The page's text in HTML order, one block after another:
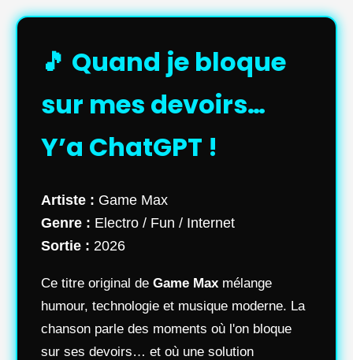
🎵 Quand je bloque
sur mes devoirs…
Y’a ChatGPT !
Artiste : Game Max
Genre : Electro / Fun / Internet
Sortie : 2026
Ce titre original de Game Max mélange
humour, technologie et musique moderne. La
chanson parle des moments où l'on bloque
sur ses devoirs… et où une solution